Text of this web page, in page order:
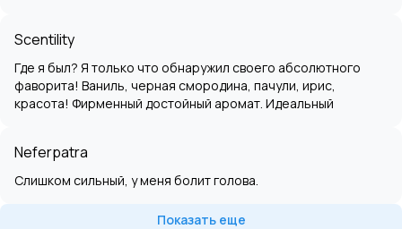
Scentility
Где я был? Я только что обнаружил своего абсолютного
фаворита! Ваниль, черная смородина, пачули, ирис,
красота! Фирменный достойный аромат. Идеальный
Neferpatra
Слишком сильный, у меня болит голова.
Показать еще